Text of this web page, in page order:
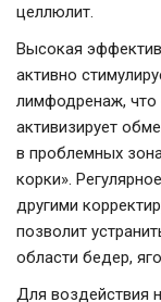
целлюлит.
Высокая
активно
лимфодренаж, что
активизирует
в проблемных
корки».
другими
позволит
области бедер,
Для воздействия